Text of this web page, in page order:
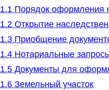
1.1Порядок оформления
1.2Открытие
1.3Приобщение
1.4Нотариальные
1.5Документы для
1.6Земельный участок